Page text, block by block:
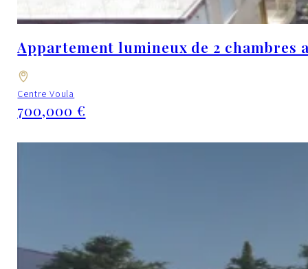
Appartement lumineux de 2 chambres
Centre Voula
700,000 €